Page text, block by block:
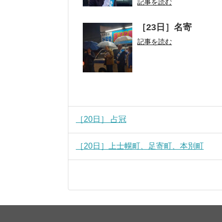
記事を読む
［23日］名寄
記事を読む
［20日］ 占冠
［20日］上士幌町、足寄町、本別町